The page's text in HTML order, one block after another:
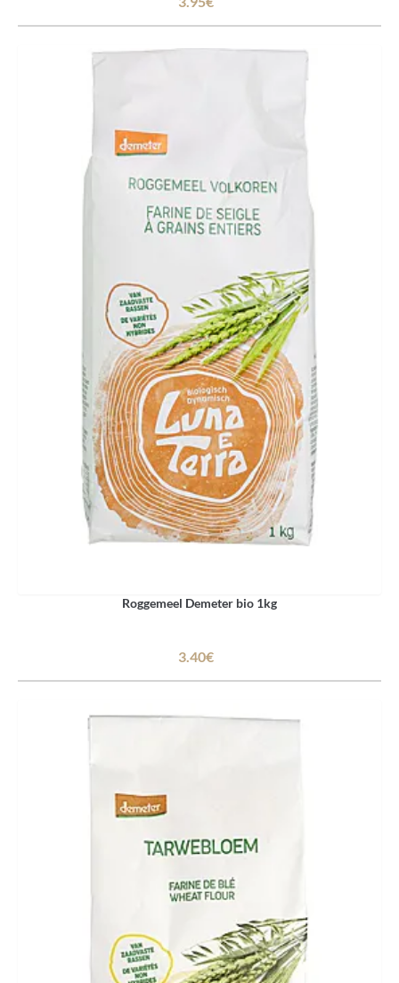
Roggemeel Demeter bio 1kg
3.40€